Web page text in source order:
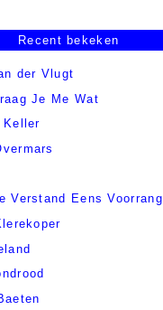
Recent bekeken
der Vlugt
Je Me Wat
Keller
Verstand Eens Voorrang